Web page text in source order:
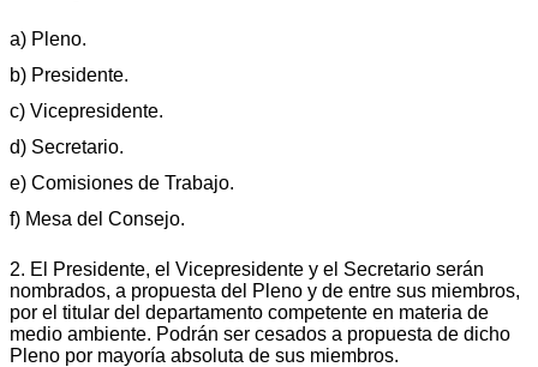
a) Pleno.
b) Presidente.
c) Vicepresidente.
d) Secretario.
e) Comisiones de Trabajo.
f) Mesa del Consejo.
2. El Presidente, el Vicepresidente y el Secretario serán
nombrados, a propuesta del Pleno y de entre sus miembros,
por el titular del departamento competente en materia de
medio ambiente. Podrán ser cesados a propuesta de dicho
Pleno por mayoría absoluta de sus miembros.